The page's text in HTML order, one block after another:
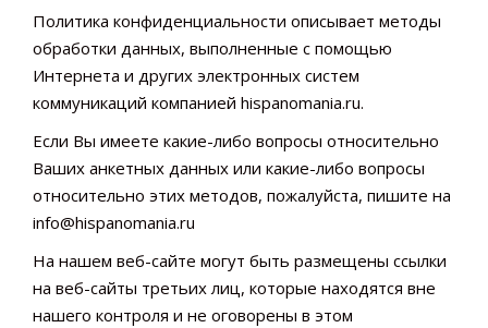
Политика конфиденциальности описывает методы
обработки данных, выполненные с помощью
Интернета и других электронных систем
коммуникаций компанией hispanomania.ru.
Если Вы имеете какие-либо вопросы относительно
Ваших анкетных данных или какие-либо вопросы
относительно этих методов, пожалуйста, пишите на
info@hispanomania.ru
На нашем веб-сайте могут быть размещены ссылки
на веб-сайты третьих лиц, которые находятся вне
нашего контроля и не оговорены в этом